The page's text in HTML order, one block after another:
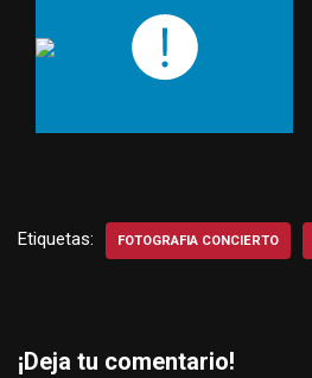
Etiquetas: FOTOGRAFIA CONCIERTO
¡Deja tu comentario!